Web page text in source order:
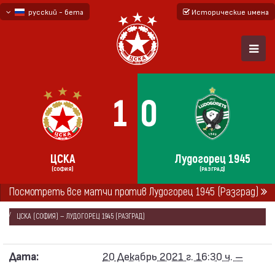
русский - бета
Исторические имена
1 0
ЦСКА
(СОФИЯ)
Лудогорец 1945
(РАЗГРАД)
Посмотреть все матчи против Лудогорец 1945 (Разград)
ГЛАВНАЯ СЕЗОНЫ
2021/22
ПЕРВАЯ ПРОФЕССИОНАЛЬНАЯ ЛИГА 2021/22
ЦСКА (СОФИЯ) — ЛУДОГОРЕЦ 1945 (РАЗГРАД)
Дата:
20 Декабрь 2021 г. 16:30 ч. –